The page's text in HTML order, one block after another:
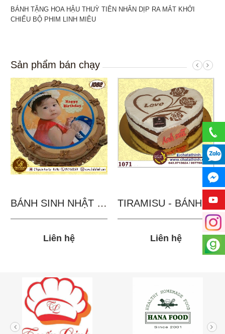
BÁNH TẶNG HOA HẬU THUỲ TIÊN NHÂN DỊP RA MẮT KHỞI
CHIẾU BỘ PHIM LINH MIÊU
Sản phẩm bán chạy
BÁNH SINH NHẬT IN...
Liên hệ
TIRAMISU - BÁNH TẶNG...
Liên hệ